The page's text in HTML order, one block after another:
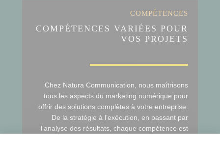
COMPÉTENCES
COMPÉTENCES VARIÉES POUR
VOS PROJETS
Chez Natura Communication, nous maîtrisons
tous les aspects du marketing numérique pour
offrir des solutions complètes à votre entreprise.
De la stratégie à l’exécution, en passant par
l’analyse des résultats, chaque compétence est